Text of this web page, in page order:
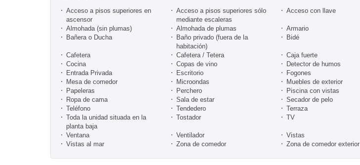
Acceso a pisos superiores en
ascensor
Acceso a pisos superiores sólo
mediante escaleras
Acceso con llave
Almohada (sin plumas) Almohada de plumas Armario
Bañera o Ducha
Baño privado (fuera de la
habitación)
Bidé
Cafetera Cafetera / Tetera Caja fuerte
Cocina
Copas de vino Detector de humos
Entrada Privada
Escritorio Fogones
Mesa de comedor
Microondas Muebles de exterior
Papeleras
Perchero Piscina con vistas
Ropa de cama
Sala de estar Secador de pelo
Teléfono
Tendedero Terraza
Toda la unidad situada en la
planta baja
Tostador TV
Ventana Ventilador Vistas
Vistas al mar
Zona de comedor Zona de comedor exterior